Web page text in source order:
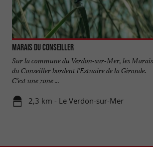
Marais du Conseiller
Sur la commune du Verdon-sur-Mer, les Marais
du Conseiller bordent l’Estuaire de la Gironde.
C’est une zone ...
2,3 km - Le Verdon-sur-Mer